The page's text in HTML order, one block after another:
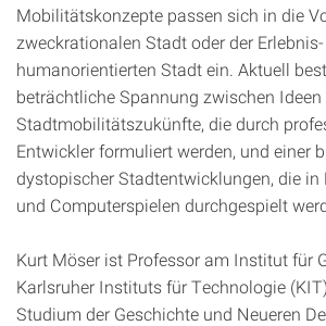
Mobilitätskonzepte passen sich in die
zweckrationalen Stadt oder der
humanorientierten Stadt ein. Aktuell
beträchtliche Spannung zwischen
Stadtmobilitätszukünfte, die durch
Entwickler formuliert werden, und einer
dystopischer Stadtentwicklungen, die in
und Computerspielen durchgespielt
Kurt Möser ist Professor am Institut für
Karlsruher Instituts für Technologie
Studium der Geschichte und Neueren